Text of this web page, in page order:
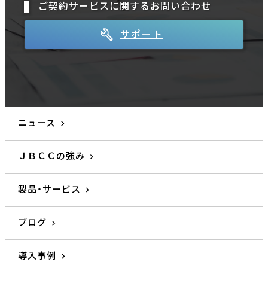
ご契約サービスに関するお問い合わせ
サポート
ニュース
ＪＢＣＣの強み
製品・サービス
ブログ
導入事例